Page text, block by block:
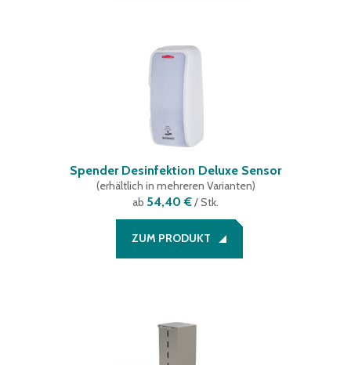
Spender Desinfektion Deluxe Sensor
(erhältlich in mehreren Varianten)
ab 54,40 €/ Stk.
ZUM PRODUKT